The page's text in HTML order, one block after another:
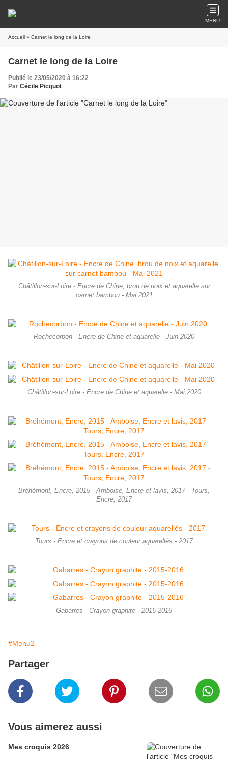
MENU
Accueil » Carnet le long de la Loire
Carnet le long de la Loire
Publié le 23/05/2020 à 16:22
Par Cécile Picquot
Châtillon-sur-Loire - Encre de Chine, brou de noix et aquarelle sur
carnet bambou - Mai 2021
Rochecorbon - Encre de Chine et aquarelle - Juin 2020
Châtillon-sur-Loire - Encre de Chine et aquarelle - Mai 2020
Bréhémont, Encre, 2015 - Amboise, Encre et lavis, 2017 - Tours,
Encre, 2017
Tours - Encre et crayons de couleur aquarellés - 2017
Gabarres - Crayon graphite - 2015-2016
#Menu2
Partager
Vous aimerez aussi
Mes croquis 2026